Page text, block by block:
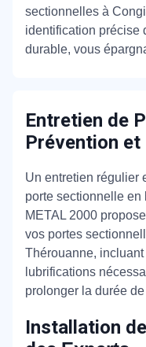
sectionnelles à
identification précise
durable, vous
Entretien de
Prévention et
Un entretien régulier
porte sectionnelle en
METAL 2000
vos portes
Thérouanne,
lubrifications
prolonger la durée
Installation